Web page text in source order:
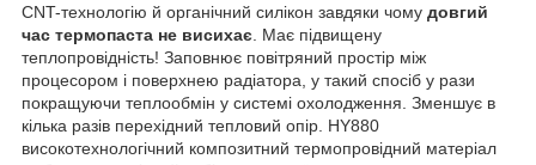
CNT-технологію й органічний силікон завдяки чому довгий
час термопаста не висихає . Має підвищену
теплопровідність! Заповнює повітряний простір між
процесором і поверхнею радіатора, у такий спосіб у рази
покращуючи теплообмін у системі охолодження. Зменшує в
кілька разів перехідний тепловий опір. HY880
високотехнологічний композитний термопровідний матеріал